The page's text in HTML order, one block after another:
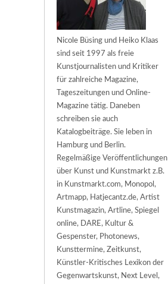
Nicole Büsing und Heiko Klaas
sind seit 1997 als freie
Kunstjournalisten und Kritiker
für zahlreiche Magazine,
Tageszeitungen und Online-
Magazine tätig. Daneben
schreiben sie auch
Katalogbeiträge. Sie leben in
Hamburg und Berlin.
Regelmäßige Veröffentlichungen
über Kunst und Kunstmarkt z.B.
in Kunstmarkt.com, Monopol,
Artmapp, Hatjecantz.de, Artist
Kunstmagazin, Artline, Spiegel
online, DARE, Kultur &
Gespenster, Photonews,
Kunsttermine, Zeitkunst,
Künstler-Kritisches Lexikon der
Gegenwartskunst, Next Level,